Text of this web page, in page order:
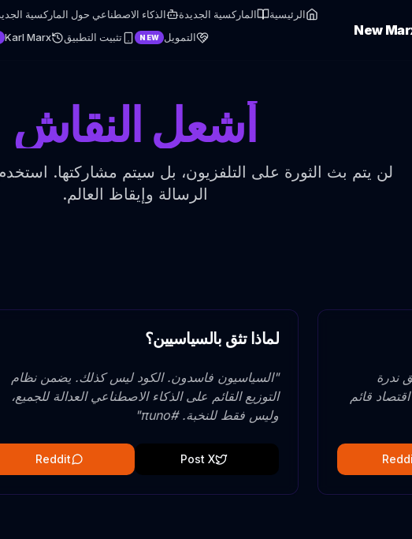
New
الرئيسية الماركسية الجديدة الذكاء الاصطناعي حول الماركسية
التمويل
NEW تثبيت التطبيق Karl Marx
أشعل النقاش
لن يتم بث الثورة على التلفزيون، بل سيتم مشاركتها.
الرسالة وإيقاظ العالم.
ندرة
قائم
لماذا تثق بالسياسيين؟
"السياسيون فاسدون. الكود ليس كذلك. يضمن نظام
التوزيع القائم على الذكاء الاصطناعي العدالة للجميع،
وليس فقط للنخبة. #πuno
"
Post X
Reddit